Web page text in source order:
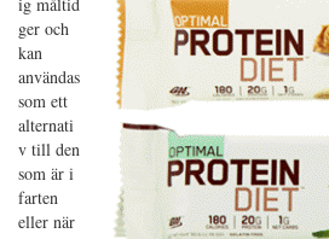
ger och
kan
användas
som ett
alternati
v till den
som är i
farten
eller när